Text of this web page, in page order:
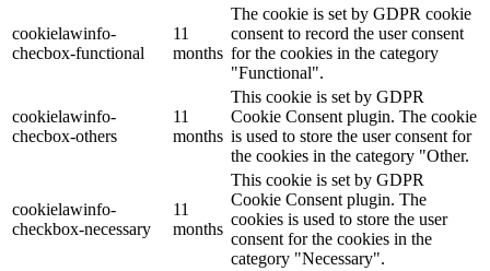
cookielawinfo-
checbox-functional
11
months
The cookie is set by GDPR cookie
consent to record the user consent
for the cookies in the category
"Functional".
cookielawinfo-
checbox-others
11
months
This cookie is set by GDPR
Cookie Consent plugin. The cookie
is used to store the user consent for
the cookies in the category "Other.
cookielawinfo-
checkbox-necessary
11
months
This cookie is set by GDPR
Cookie Consent plugin. The
cookies is used to store the user
consent for the cookies in the
category "Necessary".